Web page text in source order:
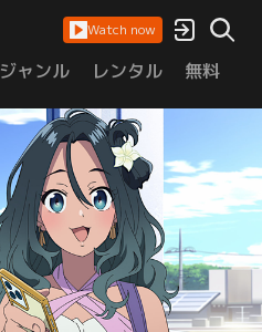
Watch now
ジャンル レンタル 無料